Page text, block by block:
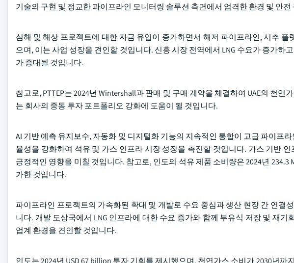
기술의 구현 및 정교한 파이프라인 모니터링 솔루션 측면에서 엄격한 환경 및 안
심해 및 해상 프로젝트에 대한 자금 유입이 증가하면서 해저 파이프라인, 시추 플
으며, 이는 사업 성장을 견인할 것입니다. 신흥 시장 전역에서 LNG 수요가 증가하
가 증대될 것입니다.
참고로, PTTEP는 2024년 Wintershall과 판매 및 구매 계약을 체결하여 UAE의 천연
는 회사의 중동 투자 포트폴리오 강화에 도움이 될 것입니다.
AI 기반 예측 유지보수, 자동화 및 디지털화 기능의 지속적인 통합이 고급 파이프
율성을 강화하여 석유 및 가스 인프라 시장 성장을 촉진할 것입니다. 가스 기반
긍정적인 영향을 미칠 것입니다. 참고로, 인도의 석유 제품 소비량은 2024년 234.3
가한 것입니다.
파이프라인 프로젝트의 가속화된 확대 및 개발로 수요 중심과 생산 현장 간 연결
니다. 개발 도상국에서 LNG 인프라에 대한 수요 증가와 함께 부유식 저장 및 재
업계 환경을 견인할 것입니다.
인도는 2024년 USD 67 billion 투자 기회를 제시했으며, 천연가스 소비가 2030년까